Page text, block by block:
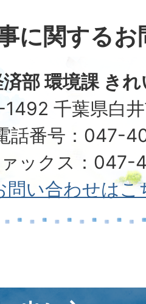
に関する
部 環境課 き
千葉県白
話番号：047-
ックス：047-
問い合わせはこ